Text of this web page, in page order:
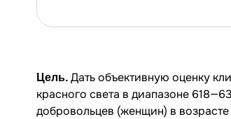
Цель. Дать объективную оценку
красного света в диапазоне
добровольцев (женщин) в